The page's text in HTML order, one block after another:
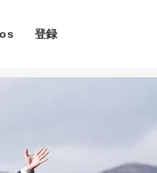
登録